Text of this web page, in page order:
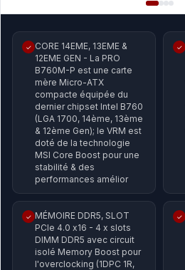
✓ CORE 14EME, 13EME &
12EME GEN - La PRO
B760M-P est une carte
mère Micro-ATX
compacte équipée du
dernier chipset Intel B760
(LGA 1700, 14ème, 13ème
& 12ème Gen); le VRM est
doté de la technologie
MSI Core Boost pour une
stabilité & des
performances amélior
✓
✓ MÉMOIRE DDR5, SLOT
PCIe 4.0 x16 - 4 x slots
DIMM DDR5 avec circuit
isolé Memory Boost pour
l'overclocking (1DPC 1R,
✓